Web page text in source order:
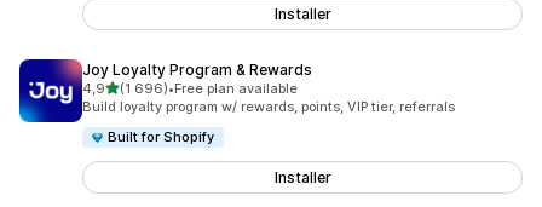
Installer
Joy Loyalty Program & Rewards
4,9av 5 stjerner
(1 696)
Totalt 1696 omtaler
•Free plan available
Build loyalty program w/ rewards, points, VIP tier, referrals
Built for Shopify
Installer